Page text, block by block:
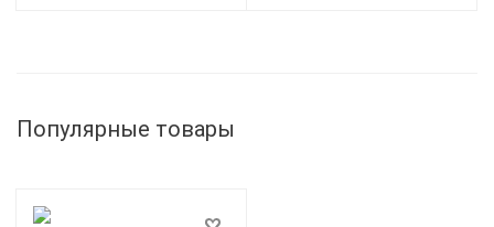
Популярные товары